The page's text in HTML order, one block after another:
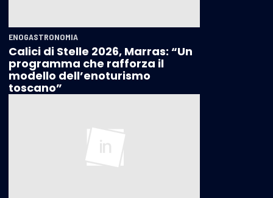
ENOGASTRONOMIA
Calici di Stelle 2026, Marras: “Un
programma che rafforza il
modello dell’enoturismo
toscano”